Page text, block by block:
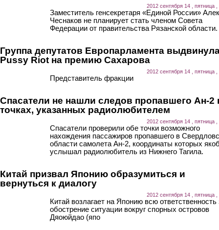
2012 сентября 14 , пятница ,
Заместитель генсекретаря «Единой России»
Чеснаков не планирует стать членом Совета
Федерации от правительства Рязанской области.
Группа депутатов Европарламента
Pussy Riot на премию Сахарова
2012 сентября 14 , пятница ,
Представитель фракции
Спасатели не нашли следов пропавшего Ан-2
точках, указанных радиолюбителем
2012 сентября 14 , пятница ,
Спасатели проверили обе точки возможного
нахождения пассажиров пропавшего в
области самолета Ан-2, координаты которых
услышал радиолюбитель из Нижнего Тагила.
Китай призвал Японию образумиться и
вернуться к диалогу
2012 сентября 14 , пятница ,
Китай возлагает на Японию всю ответственность
обострение ситуации вокруг спорных островов
Дяоюйдао (япо